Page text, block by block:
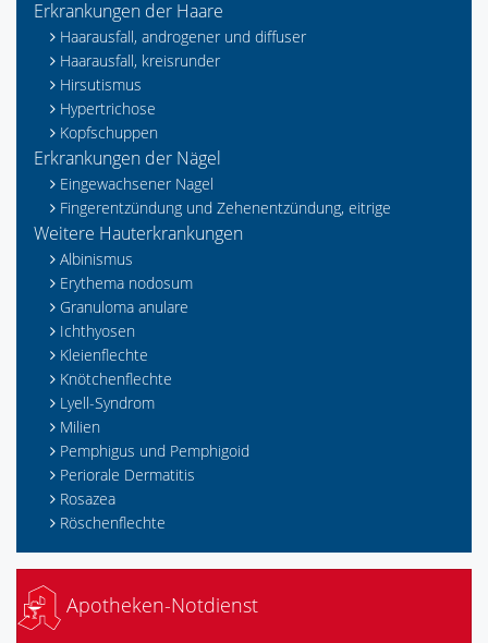
Erkrankungen der Haare
Haarausfall, androgener und diffuser
Haarausfall, kreisrunder
Hirsutismus
Hypertrichose
Kopfschuppen
Erkrankungen der Nägel
Eingewachsener Nagel
Fingerentzündung und Zehenentzündung, eitrige
Weitere Hauterkrankungen
Albinismus
Erythema nodosum
Granuloma anulare
Ichthyosen
Kleienflechte
Knötchenflechte
Lyell-Syndrom
Milien
Pemphigus und Pemphigoid
Periorale Dermatitis
Rosazea
Röschenflechte
Apotheken-Notdienst